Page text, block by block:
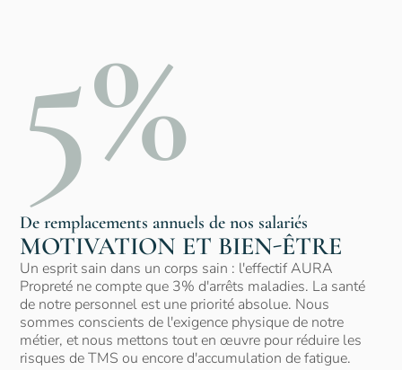
5%
De remplacements annuels de nos salariés
MOTIVATION ET BIEN-ÊTRE
Un esprit sain dans un corps sain : l'effectif AURA
Propreté ne compte que 3% d'arrêts maladies. La santé
de notre personnel est une priorité absolue. Nous
sommes conscients de l'exigence physique de notre
métier, et nous mettons tout en œuvre pour réduire les
risques de TMS ou encore d'accumulation de fatigue.